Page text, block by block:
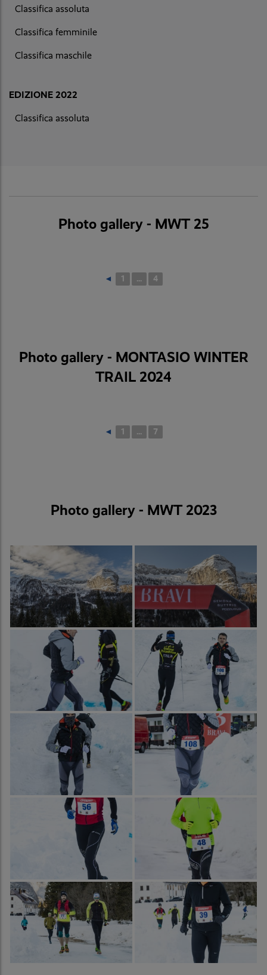
Classifica assoluta
Classifica femminile
Classifica maschile
EDIZIONE 2022
Classifica assoluta
Photo gallery - MWT 25
◄ 1 ... 4
Photo gallery - MONTASIO WINTER
TRAIL 2024
◄ 1 ... 7
Photo gallery - MWT 2023